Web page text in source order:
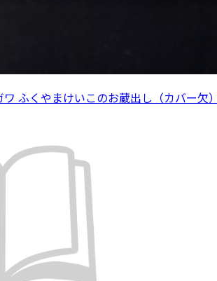
ワ ふくやまけいこのお蔵出し（カバー欠